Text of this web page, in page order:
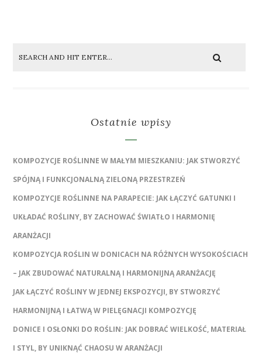
Ostatnie wpisy
KOMPOZYCJE ROŚLINNE W MAŁYM MIESZKANIU: JAK STWORZYĆ
SPÓJNĄ I FUNKCJONALNĄ ZIELONĄ PRZESTRZEŃ
KOMPOZYCJE ROŚLINNE NA PARAPECIE: JAK ŁĄCZYĆ GATUNKI I
UKŁADAĆ ROŚLINY, BY ZACHOWAĆ ŚWIATŁO I HARMONIĘ
ARANŻACJI
KOMPOZYCJA ROŚLIN W DONICACH NA RÓŻNYCH WYSOKOŚCIACH
– JAK ZBUDOWAĆ NATURALNĄ I HARMONIJNĄ ARANŻACJĘ
JAK ŁĄCZYĆ ROŚLINY W JEDNEJ EKSPOZYCJI, BY STWORZYĆ
HARMONIJNĄ I ŁATWĄ W PIELĘGNACJI KOMPOZYCJĘ
DONICE I OSŁONKI DO ROŚLIN: JAK DOBRAĆ WIELKOŚĆ, MATERIAŁ
I STYL, BY UNIKNĄĆ CHAOSU W ARANŻACJI